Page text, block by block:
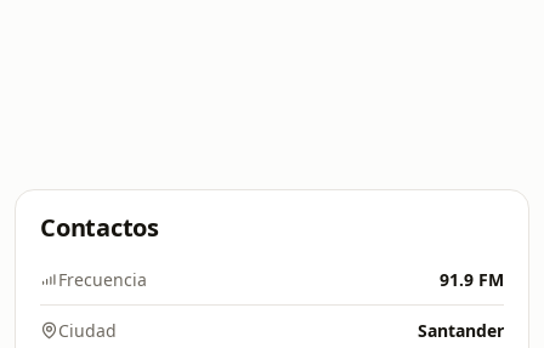
Contactos
Frecuencia 91.9 FM
Ciudad Santander